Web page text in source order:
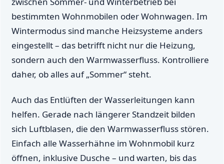
bestimmten Wohnmobilen oder Wohnwagen. Im
Wintermodus sind manche Heizsysteme anders
eingestellt – das betrifft nicht nur die Heizung,
sondern auch den Warmwasserfluss. Kontrolliere
daher, ob alles auf „Sommer“ steht.
Auch das Entlüften der Wasserleitungen kann
helfen. Gerade nach längerer Standzeit bilden
sich Luftblasen, die den Warmwasserfluss stören.
Einfach alle Wasserhähne im Wohnmobil kurz
öffnen, inklusive Dusche – und warten, bis das